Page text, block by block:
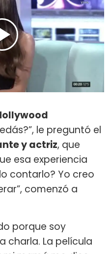
le preguntó el
y actriz, que
esa experiencia
contarlo? Yo creo
comenzó a
porque soy
charla. La película